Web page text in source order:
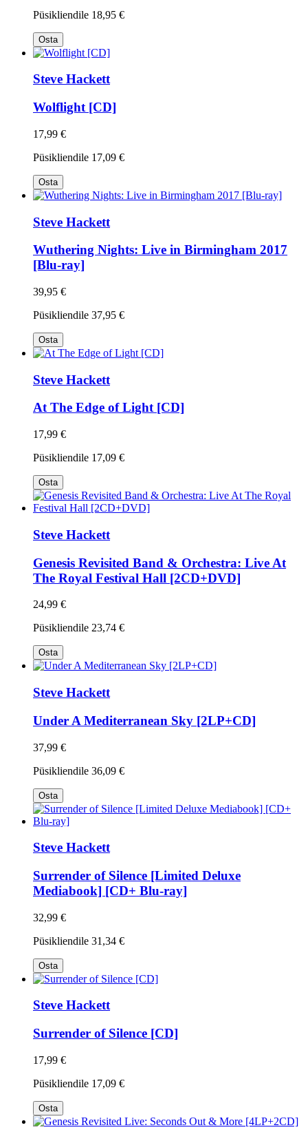
Püsikliendile 18,95 €
Osta
Steve Hackett
Wolflight [CD]
17,99 €
Püsikliendile 17,09 €
Osta
Steve Hackett
Wuthering Nights: Live in Birmingham 2017
[Blu-ray]
39,95 €
Püsikliendile 37,95 €
Osta
Steve Hackett
At The Edge of Light [CD]
17,99 €
Püsikliendile 17,09 €
Osta
Steve Hackett
Genesis Revisited Band & Orchestra: Live At
The Royal Festival Hall [2CD+DVD]
24,99 €
Püsikliendile 23,74 €
Osta
Steve Hackett
Under A Mediterranean Sky [2LP+CD]
37,99 €
Püsikliendile 36,09 €
Osta
Steve Hackett
Surrender of Silence [Limited Deluxe
Mediabook] [CD+ Blu-ray]
32,99 €
Püsikliendile 31,34 €
Osta
Steve Hackett
Surrender of Silence [CD]
17,99 €
Püsikliendile 17,09 €
Osta